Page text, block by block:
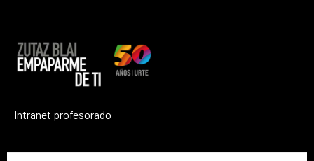
Intranet profesorado